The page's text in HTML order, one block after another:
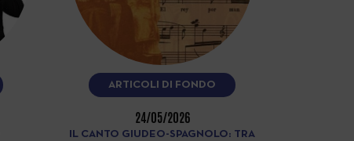
ARTICOLI DI FONDO
24/05/2026
IL CANTO GIUDEO-SPAGNOLO: TRA